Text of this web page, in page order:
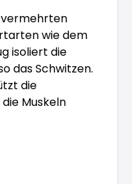
vermehrten
wie dem
isoliert die
das Schwitzen.
die
Muskeln